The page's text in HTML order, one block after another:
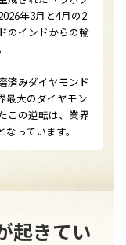
年3月と4月の2
のインドからの輸
済みダイヤモンド
最大のダイヤモン
この逆転は、業界
っています。
起きてい